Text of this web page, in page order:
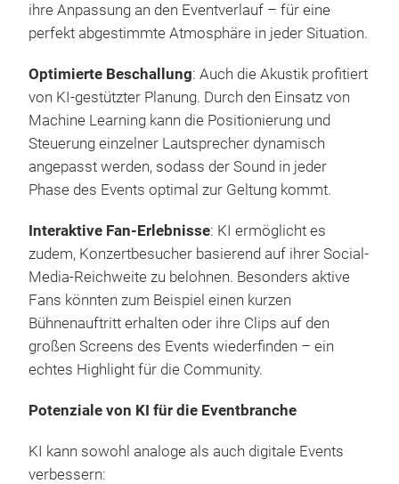
ihre Anpassung an den Eventverlauf – für eine
perfekt abgestimmte Atmosphäre in jeder Situation.
Optimierte Beschallung: Auch die Akustik profitiert
von KI-gestützter Planung. Durch den Einsatz von
Machine Learning kann die Positionierung und
Steuerung einzelner Lautsprecher dynamisch
angepasst werden, sodass der Sound in jeder
Phase des Events optimal zur Geltung kommt.
Interaktive Fan-Erlebnisse: KI ermöglicht es
zudem, Konzertbesucher basierend auf ihrer Social-
Media-Reichweite zu belohnen. Besonders aktive
Fans könnten zum Beispiel einen kurzen
Bühnenauftritt erhalten oder ihre Clips auf den
großen Screens des Events wiederfinden – ein
echtes Highlight für die Community.
Potenziale von KI für die Eventbranche
KI kann sowohl analoge als auch digitale Events
verbessern: